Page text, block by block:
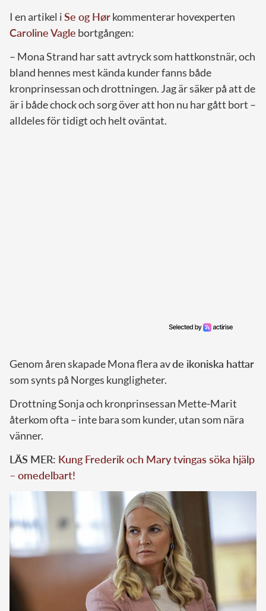
I en artikel iSe og Hørkommenterar hovexperten
Caroline Vagle bortgången:
– Mona Strand har satt avtryck som hattkonstnär, och
bland hennes mest kända kunder fanns både
kronprinsessan och drottningen. Jag är säker på att de
är i både chock och sorg över att hon nu har gått bort –
alldeles för tidigt och helt oväntat.
Genom åren skapade Mona flera avde ikoniska hattar
som synts på Norges kungligheter.
Drottning Sonja och kronprinsessan Mette-Marit
återkom ofta – inte bara som kunder, utan som nära
vänner.
LÄS MER: Kung Frederik och Mary tvingas söka hjälp
– omedelbart!